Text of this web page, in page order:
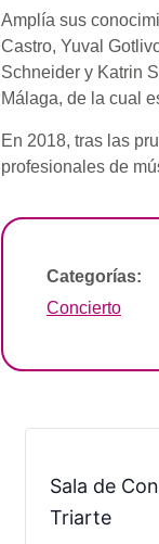
Amplía sus
Castro, Yuval
Schneider y Katrin
Málaga, de la cual
En 2018, tras las
profesionales de
Categorías:
Concierto
Sala de
Triarte